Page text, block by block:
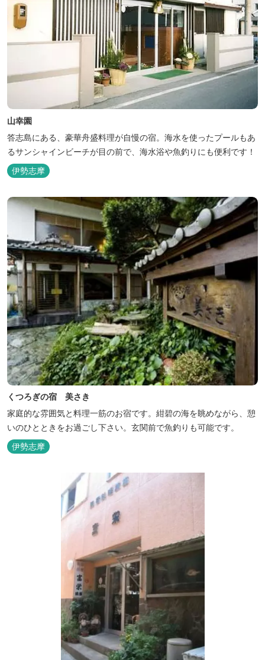
山幸園
答志島にある、豪華舟盛料理が自慢の宿。海水を使ったプールもあ
るサンシャインビーチが目の前で、海水浴や魚釣りにも便利です！
伊勢志摩
くつろぎの宿 美さき
家庭的な雰囲気と料理一筋のお宿です。紺碧の海を眺めながら、憩
いのひとときをお過ごし下さい。玄関前で魚釣りも可能です。
伊勢志摩